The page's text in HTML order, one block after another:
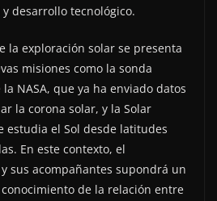
desarrollo tecnológico.
la exploración solar se presenta
misiones como la sonda
NASA, que ya ha enviado datos
la corona solar, y la Solar
estudia el Sol desde latitudes
En este contexto, el
sus acompañantes supondrá un
de la relación entre